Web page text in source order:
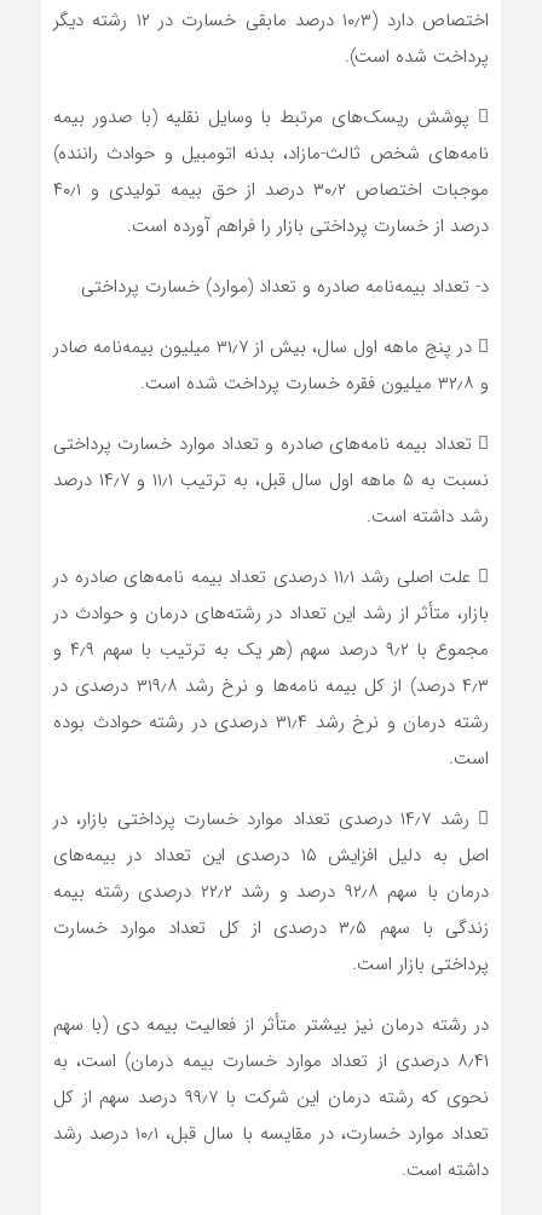
اختصاص دارد (۱۰٫۳ درصد مابقی خسارت در ۱۲ رشته دیگر
پرداخت شده است).
 پوشش ریسک‌های مرتبط با وسایل نقلیه (با صدور بیمه
نامه‌های شخص ثالث-مازاد، بدنه اتومبیل و حوادث راننده)
موجبات اختصاص ۳۰٫۲ درصد از حق بیمه تولیدی و ۴۰٫۱
درصد از خسارت پرداختی بازار را فراهم آورده است.
د- تعداد بیمه‌نامه صادره و تعداد (موارد) خسارت پرداختی
 در پنج ماهه اول سال، بیش از ۳۱٫۷ میلیون بیمه‌‌نامه صادر
و ۳۲٫۸ میلیون فقره خسارت پرداخت شده است.
 تعداد بیمه نامه‌های صادره و تعداد موارد خسارت پرداختی
نسبت به ۵ ماهه اول سال قبل، به ترتیب ۱۱٫۱ و ۱۴٫۷ درصد
رشد داشته است.
 علت اصلی رشد ۱۱٫۱ درصدی تعداد بیمه نامه‌های صادره در
بازار، متأثر از رشد این تعداد در رشته‌های درمان و حوادث در
مجموع با ۹٫۲ درصد سهم (هر یک به ترتیب با سهم ۴٫۹ و
۴٫۳ درصد) از کل بیمه نامه‌ها و نرخ رشد ۳۱۹٫۸ درصدی در
رشته درمان و نرخ رشد ۳۱٫۴ درصدی در رشته حوادث بوده
است.
 رشد ۱۴٫۷ درصدی تعداد موارد خسارت‌ پرداختی بازار، در
اصل به دلیل افزایش ۱۵ درصدی این تعداد در بیمه‌های
درمان با سهم ۹۲٫۸ درصد و رشد ۲۲٫۲ درصدی رشته بیمه
زندگی با سهم ۳٫۵ درصدی از کل تعداد موارد خسارت
پرداختی بازار است.
در رشته درمان نیز بیشتر متأثر از فعالیت بیمه دی (با سهم
۸٫۴۱ درصدی از تعداد موارد خسارت‌ بیمه درمان) است، به
نحوی که رشته درمان این شرکت با ۹۹٫۷ درصد سهم از کل
تعداد موارد خسارت‌، در مقایسه با سال قبل، ۱۰٫۱ درصد رشد
داشته است.